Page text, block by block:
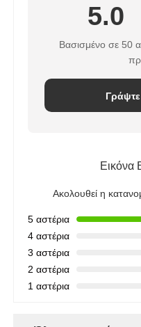
5.0
Βασισμένο σε 50
Εικόνα
Ακολουθεί η
5 αστέρια
4 αστέρια
3 αστέρια
2 αστέρια
1 αστέρια